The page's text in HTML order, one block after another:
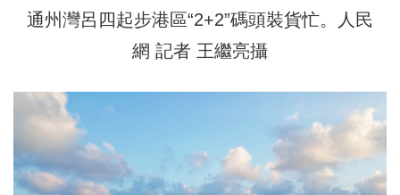
通州灣呂四起步港區“2+2”碼頭裝貨忙。人民
網 記者 王繼亮攝